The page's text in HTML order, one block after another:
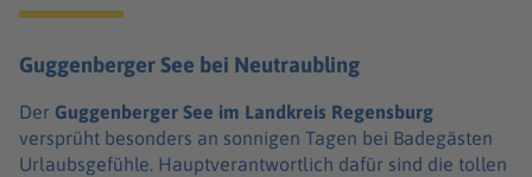
Guggenberger See bei Neutraubling
Der Guggenberger See im Landkreis Regensburg
versprüht besonders an sonnigen Tagen bei Badegästen
Urlaubsgefühle. Hauptverantwortlich dafür sind die tollen